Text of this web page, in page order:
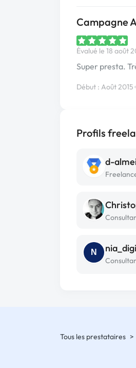
Campagne
Évalué le 18 août
Super presta.
Début : Août 2015•
Profils
d-
N
Tous les prestataires >